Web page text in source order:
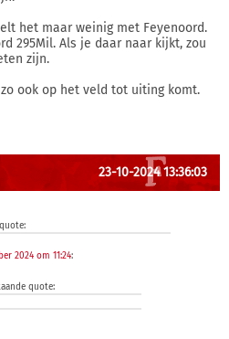
het maar weinig met Feyenoord.
295Mil. Als je daar naar kijkt, zou
zijn.
ook op het veld tot uiting komt.
23-10-2024 13:36:03
2024 om 11:24:
quote: